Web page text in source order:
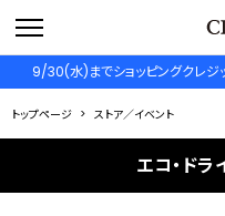
9/30(水)までショッピングクレジ
トップページ ストア／イベント
エコ・ド